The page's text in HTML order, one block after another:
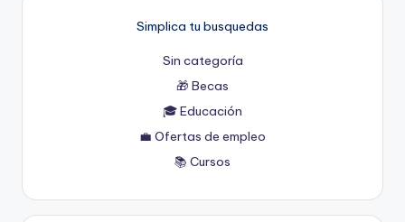
Simplica tu busquedas
Sin categoría
🎁 Becas
🎓 Educación
💼 Ofertas de empleo
📚 Cursos